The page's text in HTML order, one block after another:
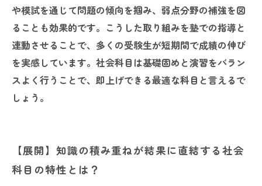
や模試を通じて問題の傾向を掴み、弱点分野の補強を図
ることも効果的です。こうした取り組みを塾での指導と
連動させることで、多くの受験生が短期間で成績の伸び
を実感しています。社会科目は基礎固めと演習をバラン
スよく行うことで、即上げできる最適な科目と言えるで
しょう。
【展開】知識の積み重ねが結果に直結する社会
科目の特性とは？